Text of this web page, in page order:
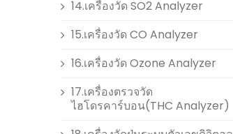
14.เครื่องวัด SO2 Analyzer
15.เครื่องวัด CO Analyzer
16.เครื่องวัด Ozone Analyzer
17.เครื่องตรวจวัด
ไฮโดรคาร์บอน(THC Analyzer)